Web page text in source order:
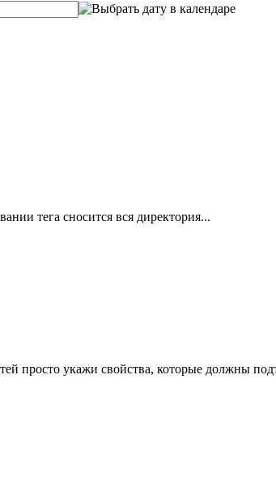
тега сносится вся директория...
просто укажи свойства, которые должны